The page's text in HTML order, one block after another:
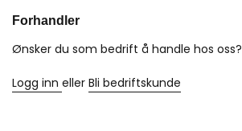
Forhandler
Ønsker du som bedrift å handle hos oss?
Logg inn eller Bli bedriftskunde